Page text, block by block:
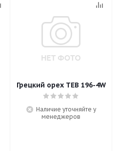
Грецкий орех TEB 196-4W
Наличие уточняйте у
менеджеров